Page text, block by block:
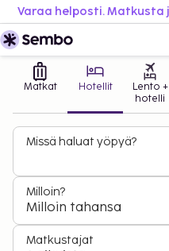
Matkat Hotellit
Lento +
hotelli
Missä haluat yöpyä?
Milloin?
Milloin tahansa
Matkustajat